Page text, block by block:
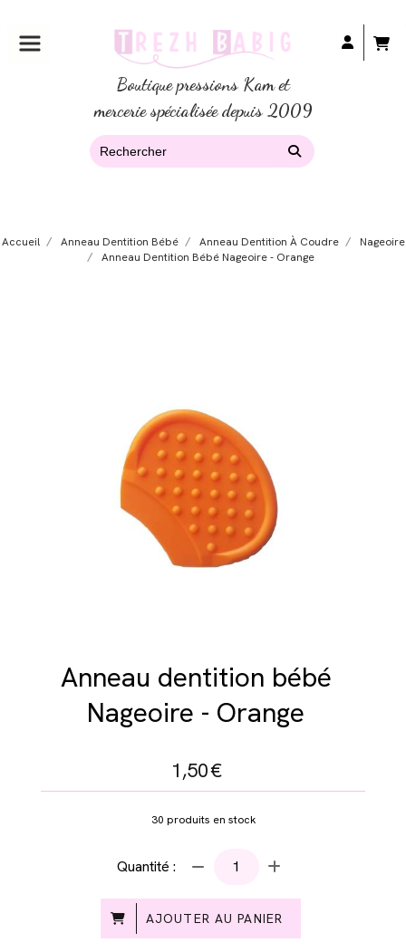
Boutique pressions Kam et
mercerie spécialisée depuis 2009
Accueil Anneau Dentition Bébé Anneau Dentition À Coudre
Nageoire
Anneau Dentition Bébé Nageoire - Orange
Anneau dentition bébé
Nageoire - Orange
1,50€
30 produits en stock
Quantité :
AJOUTER AU PANIER